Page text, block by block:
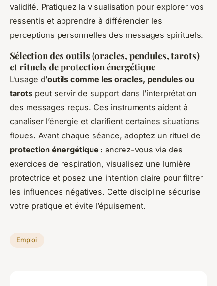
validité. Pratiquez la visualisation pour explorer vos
ressentis et apprendre à différencier les
perceptions personnelles des messages spirituels.
Sélection des outils (oracles, pendules, tarots)
et rituels de protection énergétique
L’usage d’outils comme les oracles, pendules ou
tarots peut servir de support dans l’interprétation
des messages reçus. Ces instruments aident à
canaliser l’énergie et clarifient certaines situations
floues. Avant chaque séance, adoptez un rituel de
protection énergétique : ancrez-vous via des
exercices de respiration, visualisez une lumière
protectrice et posez une intention claire pour filtrer
les influences négatives. Cette discipline sécurise
votre pratique et évite l’épuisement.
Emploi